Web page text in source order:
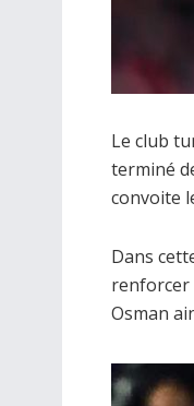
Le club
terminé
convoite
Dans
renforcer
Osman